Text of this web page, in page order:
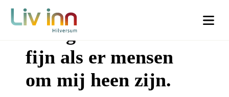
Company
Dit veld is bedoeld voor validatiedoeleinden en moet niet worden
LinkedIn
Dit veld is bedoeld voor validatiedoeleinden en moet niet worden
Vraag 1 – Ik vind het
fijn als er mensen
om mij heen zijn.